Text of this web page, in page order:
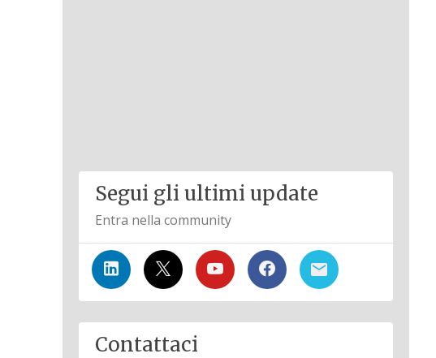
Segui gli ultimi update
Entra nella community
Contattaci